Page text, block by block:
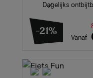
Dagelijks
-21% Vanaf